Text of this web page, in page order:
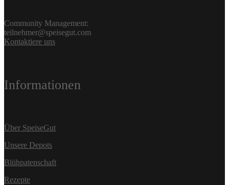
Community Management:
teilnehmer@speisegut.com
Kontaktiere uns
Informationen
Über SpeiseGut
Unsere Depots
Blühpatenschaft
Rezepte